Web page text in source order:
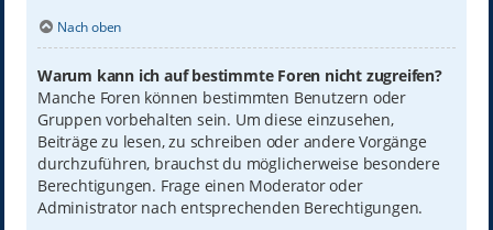
Nach oben
Warum kann ich auf bestimmte Foren nicht zugreifen?
Manche Foren können bestimmten Benutzern oder
Gruppen vorbehalten sein. Um diese einzusehen,
Beiträge zu lesen, zu schreiben oder andere Vorgänge
durchzuführen, brauchst du möglicherweise besondere
Berechtigungen. Frage einen Moderator oder
Administrator nach entsprechenden Berechtigungen.